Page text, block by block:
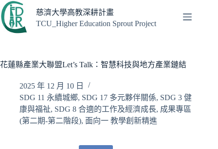
跳
至
主
容
慈濟大學高教深耕計畫
TCU_Higher Education Sprout Project
花蓮縣產業大聯盟Let’s Talk：智慧科技與地方產業鏈結
2025 年 12 月 10 日
SDG 11 永續城鄉, SDG 17 多元夥伴關係, SDG 3 健
康與福祉, SDG 8 合適的工作及經濟成長, 成果專區
(第二期-第二階段), 面向一 教學創新精進